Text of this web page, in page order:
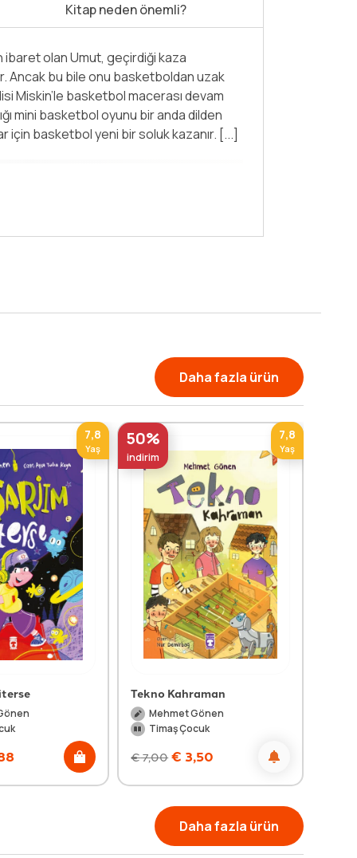
Kitap neden önemli?
gücü ve yaratıcılıklarını destekler.
üstesinden gelmeyi aşılar. Geri
bilinci üzerine farkındalık geliştirir.
Daha fazla ürün
7,8
Yaş 50%
indirim
7,8
Yaş
Tekno Kahraman
Mehmet Gönen
Timaş Çocuk
€7,00 € 3,50
Daha fazla ürün